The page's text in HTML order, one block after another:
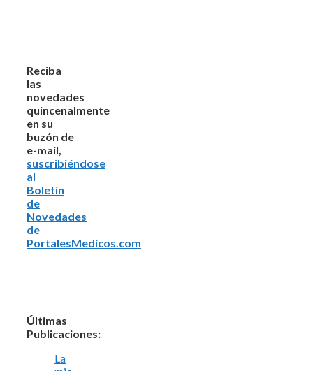
Reciba
las
novedades
quincenalmente
en su
buzón de
e-mail,
suscribiéndose
al
Boletín
de
Novedades
de
PortalesMedicos.com
Últimas
Publicaciones:
La